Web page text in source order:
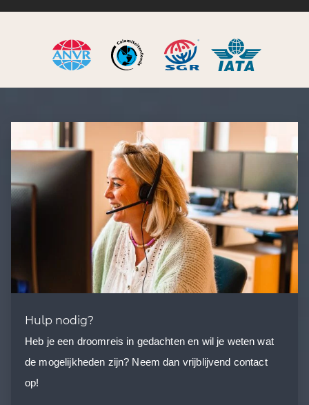
Hulp nodig?
Heb je een droomreis in gedachten en wil je weten wat
de mogelijkheden zijn? Neem dan vrijblijvend contact
op!